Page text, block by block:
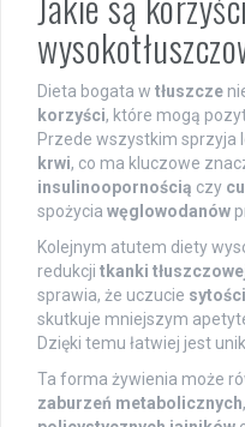
Dieta bogata w tłuszcze
korzyści, które mogą
Przede wszystkim sprzyja
krwi, co ma kluczowe
insulinoopornością czy
spożycia węglowodanów
Kolejnym atutem diety
redukcji tkanki
sprawia, że uczucie sytości
skutkuje mniejszym
Dzięki temu łatwiej jest
Ta forma żywienia może
zaburzeń metabolicznych